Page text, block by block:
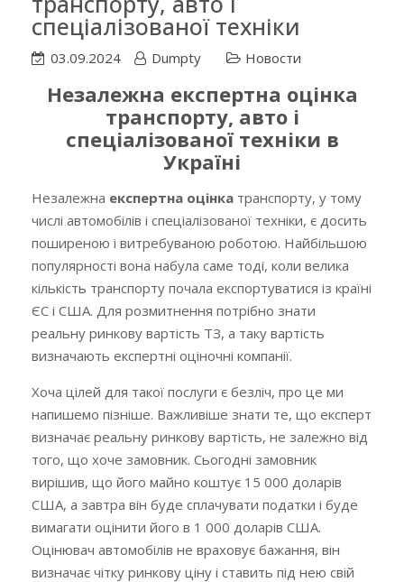
спеціалізованої техніки
03.09.2024 Dumpty Новости
Незалежна експертна оцінка
транспорту, авто і
спеціалізованої техніки в
Україні
Незалежна експертна оцінка транспорту, у тому
числі автомобілів і спеціалізованої техніки, є досить
поширеною і витребуваною роботою. Найбільшою
популярності вона набула саме тоді, коли велика
кількість транспорту почала експортуватися із країні
ЄС і США. Для розмитнення потрібно знати
реальну ринкову вартість ТЗ, а таку вартість
визначають експертні оціночні компанії.
Хоча цілей для такої послуги є безліч, про це ми
напишемо пізніше. Важливіше знати те, що експерт
визначає реальну ринкову вартість, не залежно від
того, що хоче замовник. Сьогодні замовник
вирішив, що його майно коштує 15 000 доларів
США, а завтра він буде сплачувати податки і буде
вимагати оцінити його в 1 000 доларів США.
Оцінювач автомобілів не враховує бажання, він
визначає чітку ринкову ціну і ставить під нею свій